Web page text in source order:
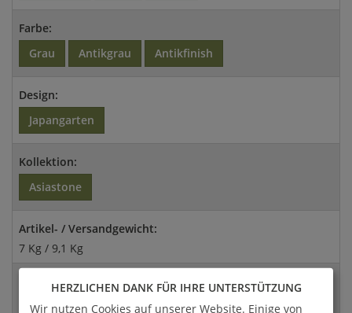
Farbe:
Grau
Antikgrau Antikfinish
Design:
Japangarten
Kollektion:
Asiastone
Artikel- / Versandgewicht:
7 Kg / 9,1 Kg
Abmessungen:
30x20x10cm (HxBxT)
HERZLICHEN DANK FÜR IHRE UNTERSTÜTZUNG
Wir nutzen Cookies auf unserer Website. Einige von